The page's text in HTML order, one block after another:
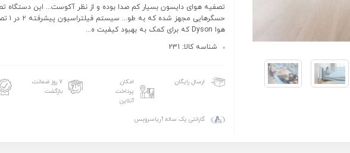
تصفیه هوای دایسون بسیار کم صدا بوده و از نظر آکوست... این دستگاه
حسگرهایی
هوا Dyson که برای کمک به بهبود کیفیت ه...
شناسه کالا: 231
ارسال رایگان
امکان
پرداخت
آنلاین
۷ روز ضمانت
بازگشت
گارانتی یک ساله آریاسرویس